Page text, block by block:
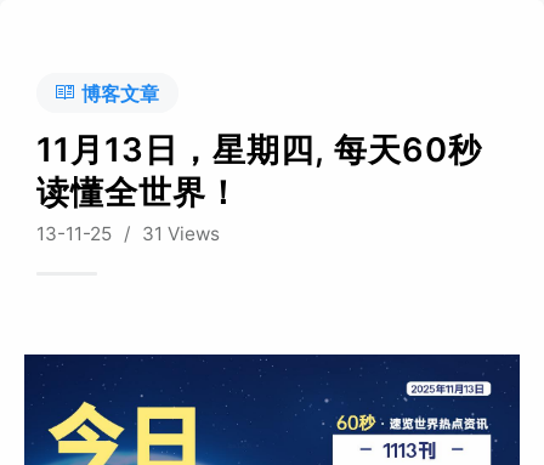
博客文章
11月13日，星期四, 每天60秒
读懂全世界！
13-11-25 / 31 Views